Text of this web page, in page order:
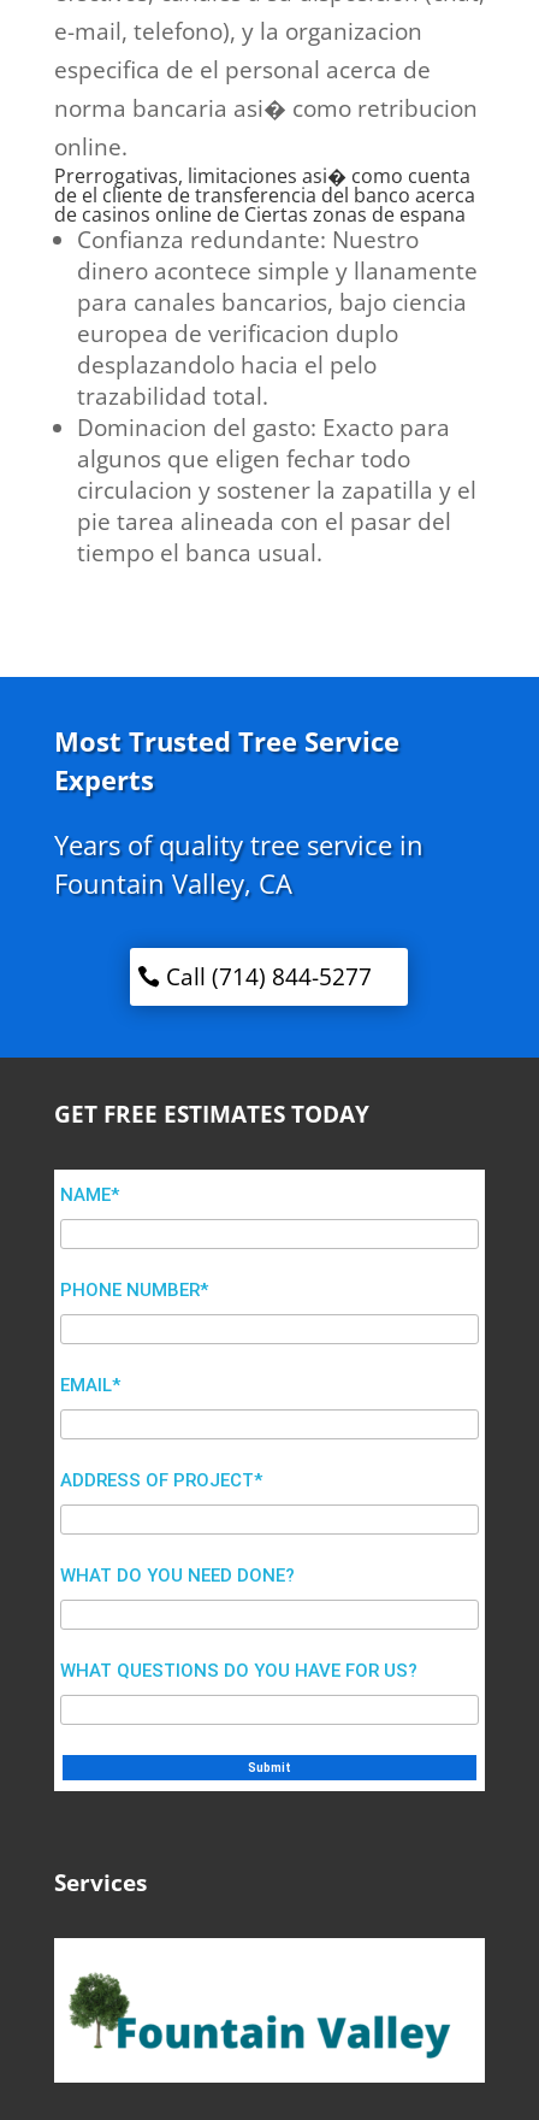
e-mail, telefono), y la organizacion
especifica de el personal acerca de
norma bancaria asi� como retribucion
online.
Prerrogativas, limitaciones asi� como cuenta
de el cliente de transferencia del banco acerca
de casinos online de Ciertas zonas de espana
Confianza redundante: Nuestro
dinero acontece simple y llanamente
para canales bancarios, bajo ciencia
europea de verificacion duplo
desplazandolo hacia el pelo
trazabilidad total.
Dominacion del gasto: Exacto para
algunos que eligen fechar todo
circulacion y sostener la zapatilla y el
pie tarea alineada con el pasar del
tiempo el banca usual.
Most Trusted Tree Service
Experts
Years of quality tree service in
Fountain Valley, CA
Call (714) 844-5277
GET FREE ESTIMATES TODAY
NAME*
PHONE NUMBER*
EMAIL*
ADDRESS OF PROJECT*
WHAT DO YOU NEED DONE?
WHAT QUESTIONS DO YOU HAVE FOR US?
Services